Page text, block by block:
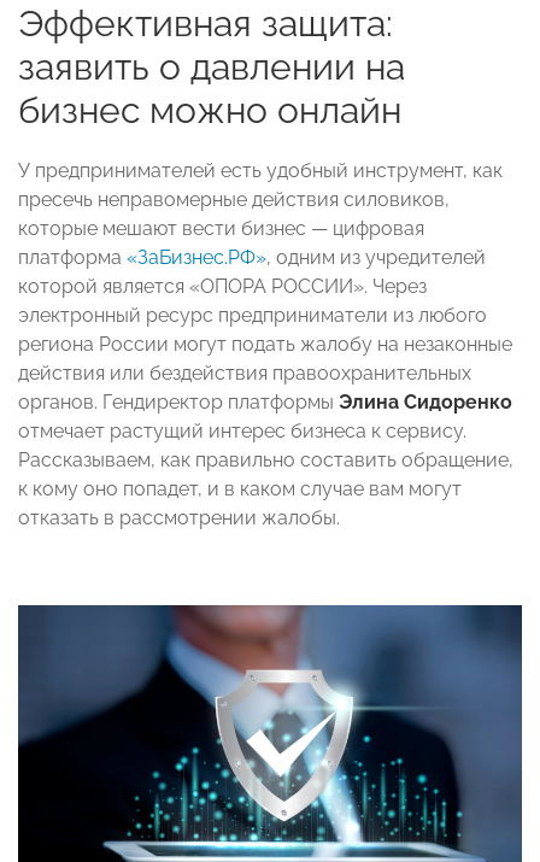
Эффективная защита:
заявить о давлении на
бизнес можно онлайн
У предпринимателей есть удобный инструмент, как
пресечь неправомерные действия силовиков,
которые мешают вести бизнес — цифровая
платформа «ЗаБизнес.РФ», одним из учредителей
которой является «ОПОРА РОССИИ». Через
электронный ресурс предприниматели из любого
региона России могут подать жалобу на незаконные
действия или бездействия правоохранительных
органов. Гендиректор платформы Элина Сидоренко
отмечает растущий интерес бизнеса к сервису.
Рассказываем, как правильно составить обращение,
к кому оно попадет, и в каком случае вам могут
отказать в рассмотрении жалобы.